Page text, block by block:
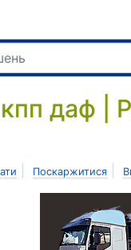
даф |
Поскаржитися